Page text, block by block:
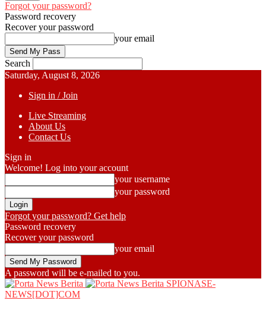
Forgot your password?
Password recovery
Recover your password
your email
Search
Saturday, August 8, 2026
Sign in / Join
Live Streaming
About Us
Contact Us
Sign in
Welcome! Log into your account
your username
your password
Forgot your password? Get help
Password recovery
Recover your password
your email
A password will be e-mailed to you.
SPIONASE-
NEWS[DOT]COM